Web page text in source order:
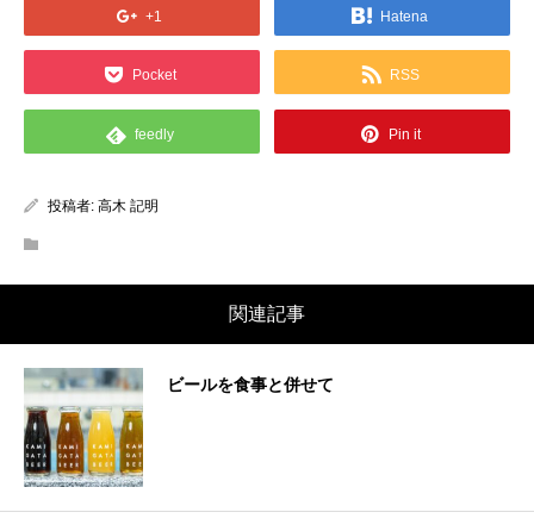
+1 Hatena
Pocket RSS
feedly Pin it
投稿者: 高木 記明
関連記事
ビールを食事と併せて